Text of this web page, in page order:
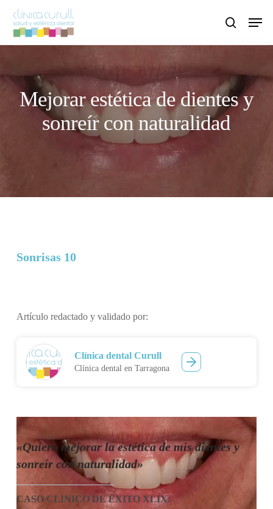
search
Menu
Mejorar estética de dientes y
sonreír con naturalidad
Sonrisas 10
Artículo redactado y validado por:
Clínica dental Curull
Clínica dental en Tarragona
«Quiero mejorar la estética de mis dientes y
sonreír con naturalidad»
CASO CLÍNICO DE ÉXITO XLIX: